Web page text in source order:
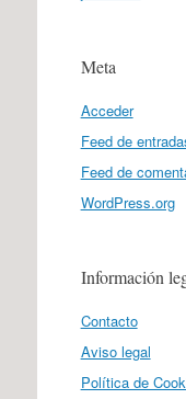
Meta
Acceder
Feed de
Feed de
WordPress.org
Información
Contacto
Aviso legal
Política de